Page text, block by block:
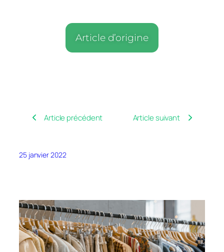
Article d’origine
Article précédent Article suivant
25 janvier 2022